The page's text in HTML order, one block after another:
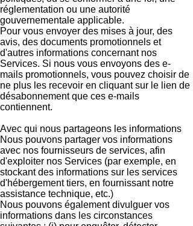
réglementation ou une autorité
gouvernementale applicable.
Pour vous envoyer des mises à jour, des
avis, des documents promotionnels et
d'autres informations concernant nos
Services. Si nous vous envoyons des e-
mails promotionnels, vous pouvez choisir de
ne plus les recevoir en cliquant sur le lien de
désabonnement que ces e-mails
contiennent.
Avec qui nous partageons les informations
Nous pouvons partager vos informations
avec nos fournisseurs de services, afin
d'exploiter nos Services (par exemple, en
stockant des informations sur les services
d'hébergement tiers, en fournissant notre
assistance technique, etc.)
Nous pouvons également divulguer vos
informations dans les circonstances